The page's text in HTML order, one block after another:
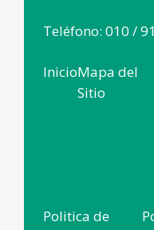
Teléfono: 010 /
InicioMapa del
Sitio
Politica de